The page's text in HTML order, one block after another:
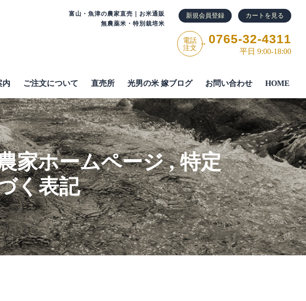
富山・魚津の農家直売｜お米通販
無農薬米・特別栽培米
新規会員登録 カートを見る
電話
注文
→ 0765-32-4311
平日 9:00-18:00
内 ご注⽂について 直売所 光男の米 嫁ブログ お問い合わせ HOME
家ホームページ,特定
く表記